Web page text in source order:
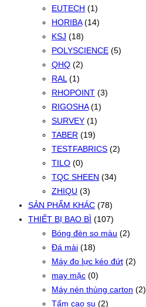
EUTECH (1)
HORIBA (14)
KSJ (18)
POLYSCIENCE (5)
QHQ (2)
RAL (1)
RHOPOINT (3)
RIGOSHA (1)
SURVEY (1)
TABER (19)
TESTFABRICS (2)
TILO (0)
TQC SHEEN (34)
ZHIQU (3)
SẢN PHẨM KHÁC (78)
THIẾT BỊ BAO BÌ (107)
Bóng đèn so màu (2)
Đá mài (18)
Máy đo lực kéo đứt (2)
may mặc (0)
Máy nén thùng carton (2)
Tấm cao su (2)